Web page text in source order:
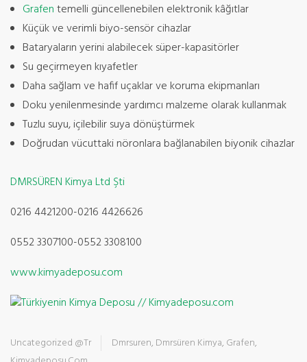
Grafentemelli güncellenebilen elektronik kâğıtlar
Küçük ve verimli biyo-sensör cihazlar
Bataryaların yerini alabilecek süper-kapasitörler
Su geçirmeyen kıyafetler
Daha sağlam ve hafif uçaklar ve koruma ekipmanları
Doku yenilenmesinde yardımcı malzeme olarak kullanmak
Tuzlu suyu, içilebilir suya dönüştürmek
Doğrudan vücuttaki nöronlara bağlanabilen biyonik cihazlar
DMRSÜREN Kimya Ltd Şti
0216 4421200-0216 4426626
0552 3307100-0552 3308100
www.kimyadeposu.com
Uncategorized @tr Dmrsuren, Dmrsüren Kimya, Grafen,